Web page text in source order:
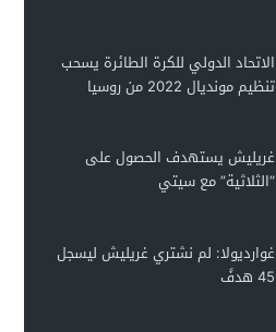
الاتحاد الدولي للكرة الطائرة يسحب
تنظيم مونديال 2022 من روسيا
غريليش يستهدف الحصول على
“الثلاثية” مع سيتي
غوارديولا: لم نشتري غريليش ليسجل
45 هدفً